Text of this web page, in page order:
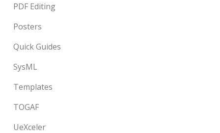
PDF Editing
Posters
Quick Guides
SysML
Templates
TOGAF
UeXceler